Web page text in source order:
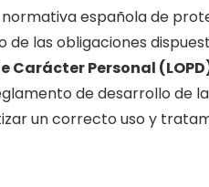
española de
las obligaciones
Personal
de desarrollo de
un correcto uso y